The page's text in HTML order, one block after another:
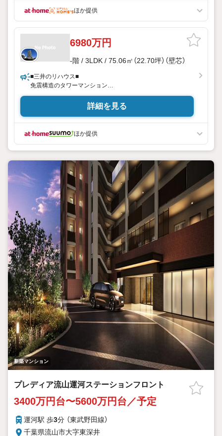
ほか提供
6980万円
-階 / 3LDK / 75.06㎡（22.70坪）（壁芯）
■三井のリハウス■
免震構造のタワーマンション
WIC・SIC等、収納豊富
詳細を見る
ほか提供
新築マンション
プレディア流山運河ステーションフロント
3400万円台〜5600万円台／予定
運河駅 歩3分 （東武野田線）
千葉県流山市大字東深井